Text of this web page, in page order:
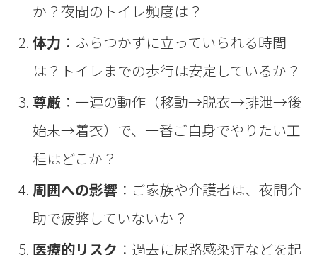
か？夜間のトイレ頻度は？
体力 ：ふらつかずに立っていられる時間
は？トイレまでの歩行は安定しているか？
尊厳 ：一連の動作（移動→脱衣→排泄→後
始末→着衣）で、一番ご自身でやりたい工
程はどこか？
周囲への影響 ：ご家族や介護者は、夜間介
助で疲弊していないか？
医療的リスク ：過去に尿路感染症などを起